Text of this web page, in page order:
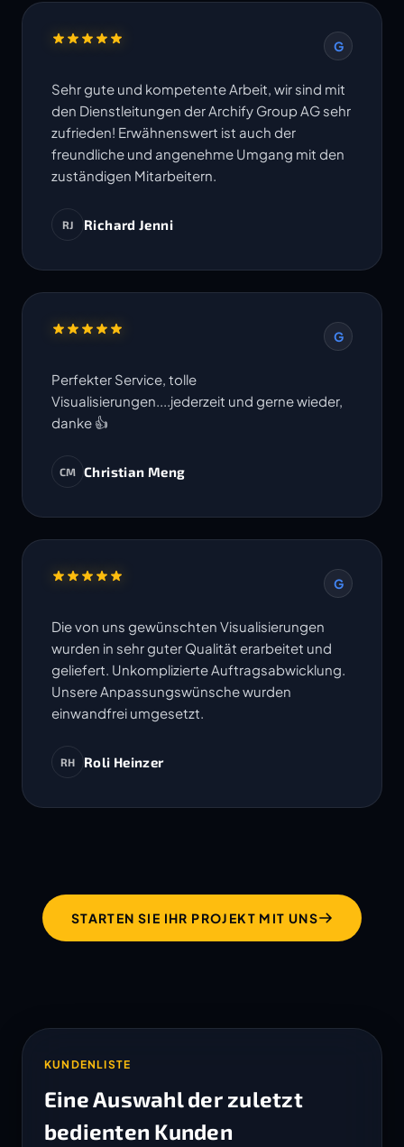
G
Sehr gute und kompetente Arbeit, wir sind mit
den Dienstleitungen der Archify Group AG sehr
zufrieden! Erwähnenswert ist auch der
freundliche und angenehme Umgang mit den
zuständigen Mitarbeitern.
RJ Richard Jenni
G
Perfekter Service, tolle
Visualisierungen....jederzeit und gerne wieder,
danke 👍
CM Christian Meng
G
Die von uns gewünschten Visualisierungen
wurden in sehr guter Qualität erarbeitet und
geliefert. Unkomplizierte Auftragsabwicklung.
Unsere Anpassungswünsche wurden
einwandfrei umgesetzt.
RH Roli Heinzer
STARTEN SIE IHR PROJEKT MIT UNS
KUNDENLISTE
Eine Auswahl der zuletzt
bedienten Kunden